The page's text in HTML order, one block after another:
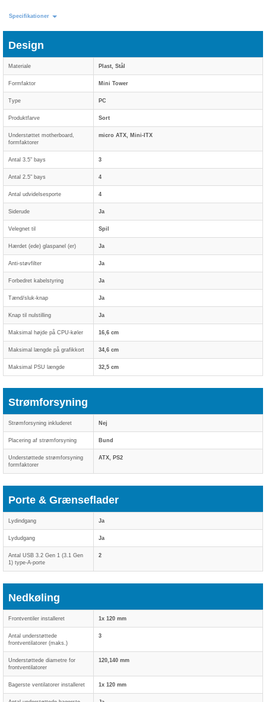
Specifikationer
Design
Materiale Plast, Stål
Formfaktor Mini Tower
Type PC
Produktfarve Sort
Understøttet motherboard,
formfaktorer
micro ATX, Mini-ITX
Antal 3.5" bays 3
Antal 2.5" bays 4
Antal udvidelsesporte 4
Siderude Ja
Velegnet til Spil
Hærdet (ede) glaspanel (er) Ja
Anti-støvfilter Ja
Forbedret kabelstyring Ja
Tænd/sluk-knap Ja
Knap til nulstilling Ja
Maksimal højde på CPU-køler 16,6 cm
Maksimal længde på grafikkort 34,6 cm
Maksimal PSU længde 32,5 cm
Strømforsyning
Strømforsyning inkluderet Nej
Placering af strømforsyning Bund
Understøttede strømforsyning
formfaktorer
ATX, PS2
Porte & Grænseflader
Lydindgang Ja
Lydudgang Ja
Antal USB 3.2 Gen 1 (3.1 Gen
1) type-A-porte
2
Nedkøling
Frontventiler installeret 1x 120 mm
Antal understøttede
frontventilatorer (maks.)
3
Understøttede diametre for
frontventilatorer
120,140 mm
Bagerste ventilatorer installeret 1x 120 mm